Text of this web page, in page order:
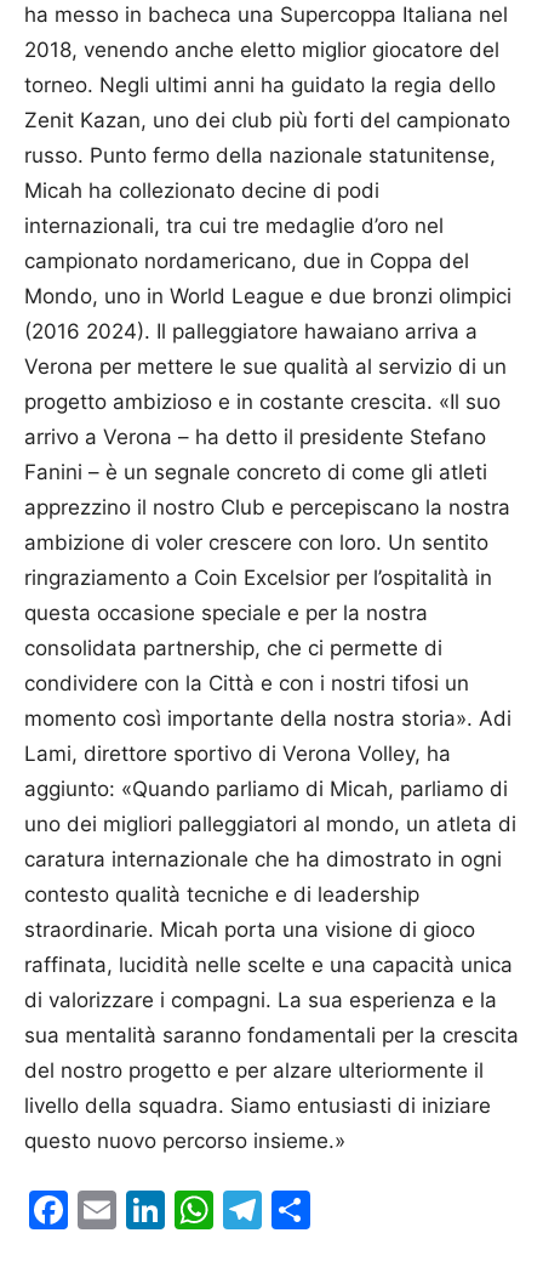
ha messo in bacheca una Supercoppa Italiana nel
2018, venendo anche eletto miglior giocatore del
torneo. Negli ultimi anni ha guidato la regia dello
Zenit Kazan, uno dei club più forti del campionato
russo. Punto fermo della nazionale statunitense,
Micah ha collezionato decine di podi
internazionali, tra cui tre medaglie d’oro nel
campionato nordamericano, due in Coppa del
Mondo, uno in World League e due bronzi olimpici
(2016 2024). Il palleggiatore hawaiano arriva a
Verona per mettere le sue qualità al servizio di un
progetto ambizioso e in costante crescita. «Il suo
arrivo a Verona – ha detto il presidente Stefano
Fanini – è un segnale concreto di come gli atleti
apprezzino il nostro Club e percepiscano la nostra
ambizione di voler crescere con loro. Un sentito
ringraziamento a Coin Excelsior per l’ospitalità in
questa occasione speciale e per la nostra
consolidata partnership, che ci permette di
condividere con la Città e con i nostri tifosi un
momento così importante della nostra storia». Adi
Lami, direttore sportivo di Verona Volley, ha
aggiunto: «Quando parliamo di Micah, parliamo di
uno dei migliori palleggiatori al mondo, un atleta di
caratura internazionale che ha dimostrato in ogni
contesto qualità tecniche e di leadership
straordinarie. Micah porta una visione di gioco
raffinata, lucidità nelle scelte e una capacità unica
di valorizzare i compagni. La sua esperienza e la
sua mentalità saranno fondamentali per la crescita
del nostro progetto e per alzare ulteriormente il
livello della squadra. Siamo entusiasti di iniziare
questo nuovo percorso insieme.»
Facebook
EmailLinkedIn
WhatsApp
Telegram